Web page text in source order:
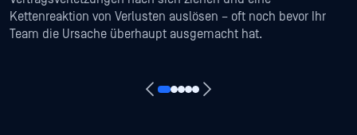
Kettenreaktion von Verlusten auslösen – oft noch bevor Ihr
Team die Ursache überhaupt ausgemacht hat.